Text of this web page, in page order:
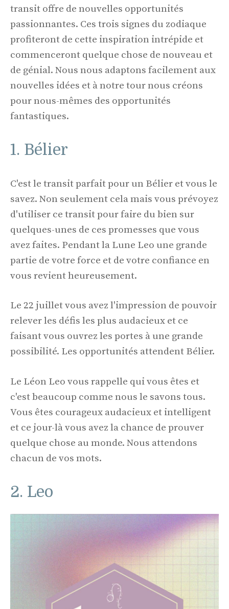
transit offre de nouvelles opportunités
passionnantes. Ces trois signes du zodiaque
profiteront de cette inspiration intrépide et
commenceront quelque chose de nouveau et
de génial. Nous nous adaptons facilement aux
nouvelles idées et à notre tour nous créons
pour nous-mêmes des opportunités
fantastiques.
1. Bélier
C'est le transit parfait pour un Bélier et vous le
savez. Non seulement cela mais vous prévoyez
d'utiliser ce transit pour faire du bien sur
quelques-unes de ces promesses que vous
avez faites. Pendant la Lune Leo une grande
partie de votre force et de votre confiance en
vous revient heureusement.
Le 22 juillet vous avez l'impression de pouvoir
relever les défis les plus audacieux et ce
faisant vous ouvrez les portes à une grande
possibilité. Les opportunités attendent Bélier.
Le Léon Leo vous rappelle qui vous êtes et
c'est beaucoup comme nous le savons tous.
Vous êtes courageux audacieux et intelligent
et ce jour-là vous avez la chance de prouver
quelque chose au monde. Nous attendons
chacun de vos mots.
2. Leo